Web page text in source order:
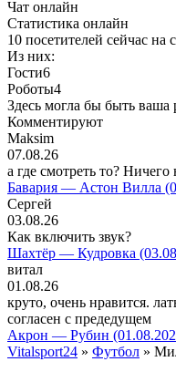
Чат онлайн
Cтатистика онлайн
10 посетителей сейчас на
Из них:
Гости6
Роботы4
Здесь могла бы быть ваша
Комментируют
Maksim
07.08.26
а где смотреть то? Ничего
Бавария — Астон Вилла
Сергей
03.08.26
Как включить звук?
Шахтёр — Кудровка
витал
01.08.26
круто, очень нравится.
согласен с предедущем
Акрон — Рубин
Vitalsport24 » Футбол »